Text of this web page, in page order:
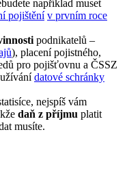
například muset
pojištění v prvním roce
podnikatelů –
), placení pojistného,
pro pojišťovnu a ČSSZ
datové schránky
nejspíš vám
daň z příjmu platit
musíte.